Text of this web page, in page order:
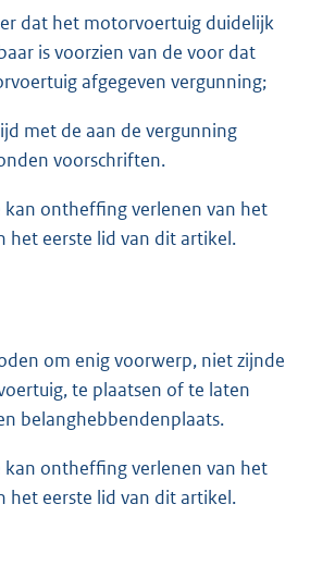
dat het motorvoertuig duidelijk
is voorzien van de voor dat
afgegeven vergunning;
met de aan de vergunning
voorschriften.
kan ontheffing verlenen van het
het eerste lid van dit artikel.
om enig voorwerp, niet zijnde
te plaatsen of te laten
belanghebbendenplaats.
kan ontheffing verlenen van het
het eerste lid van dit artikel.